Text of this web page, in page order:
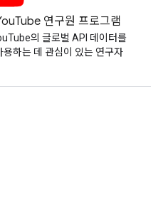
연구원 프로그램
의 글로벌 API 데이터를
용하는 데 관심이 있는 연구자